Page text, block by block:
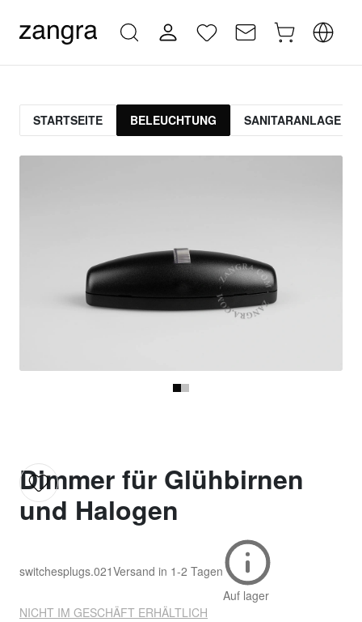
STARTSEITE BELEUCHTUNG SANITARANLAGE
Dimmer für Glühbirnen
und Halogen
switchesplugs.021Versand in 1-2 Tagen
Auf lager
NICHT IM GESCHÄFT ERHÄLTLICH